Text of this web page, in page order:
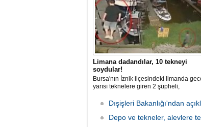
Limana dadandılar, 10 tekneyi
soydular!
Bursa'nın İznik ilçesindeki limanda
yarısı teknelere giren 2 şüpheli,
çaldı. Olay, güvenlik kameralarına
yansıdı, tekne sahiplerinin ihbarıyla
jandarma inceleme başlattı.
Dışişleri Bakanlığı'ndan
Depo ve tekneler, alevlere